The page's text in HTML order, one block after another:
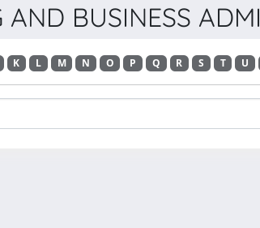
BUSINESS
K L M N O P Q R S T U